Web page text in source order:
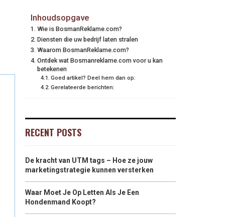
Inhoudsopgave
Wie is BosmanReklame.com?
Diensten die uw bedrijf laten stralen
Waarom BosmanReklame.com?
Ontdek wat Bosmanreklame.com voor u kan
betekenen
Goed artikel? Deel hem dan op:
Gerelateerde berichten:
RECENT POSTS
De kracht van UTM tags – Hoe ze jouw
marketingstrategie kunnen versterken
Waar Moet Je Op Letten Als Je Een
Hondenmand Koopt?